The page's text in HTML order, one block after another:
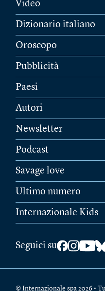
Video
Dizionario italiano
Oroscopo
Pubblicità
Paesi
Autori
Newsletter
Podcast
Savage love
Ultimo numero
Internazionale Kids
Seguici su
© Internazionale spa 2026 •